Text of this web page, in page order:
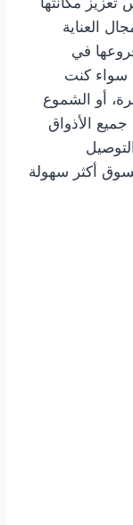
العناية
في
سواء كنت
أو الشموع
الأذواق
أكثر سهولة